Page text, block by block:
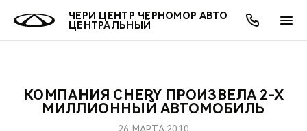
ЧЕРИ ЦЕНТР ЧЕРНОМОР АВТО
ЦЕНТРАЛЬНЫЙ
МОДЕЛИ
О КОМПАНИИ
ПОКУПАТЕЛЯМ
ВЛАДЕЛЬЦАМ
МИР CHERY
ОНЛАЙН СЕРВИСЫ
КОМПАНИЯ CHERY ПРОИЗВЕЛА 2-Х
МИЛЛИОННЫЙ АВТОМОБИЛЬ